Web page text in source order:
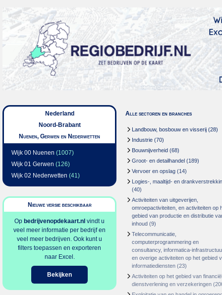
Nederland
Noord-Brabant
Nuenen, Gerwen en Nederwetten
Wijk 00 Nuenen (1007)
Wijk 01 Gerwen (126)
Wijk 02 Nederwetten (41)
Nieuwe versie beschikbaar
Op bedrijvenopdekaart.nl vindt u
veel meer informatie per bedrijf en
veel meer bedrijven. Ook kunt u
filters toepassen en exporteren
naar Excel.
Bekijken
Alle sectoren en branches
Landbouw, bosbouw en visserij (28)
Industrie (70)
Bouwnijverheid (68)
Groot- en detailhandel (189)
Vervoer en opslag (14)
Logies-, maaltijd- en
(40)
Activiteiten van uitgeverijen,
omroepactiviteiten, en activiteiten op
gebied van productie en distributie
inhoud (9)
Telecommunicatie,
computerprogrammering en
consultancy, informatica-
en overige activiteiten op het gebied
informatiediensten (23)
Activiteiten op het gebied van
dienstverlening en verzekeringen